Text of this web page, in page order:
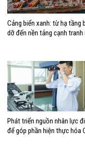
Cảng biển xanh: từ hạ tầng
dỡ đến nền tảng cạnh tranh
Phát triển nguồn nhân lực
để góp phần hiện thực hóa